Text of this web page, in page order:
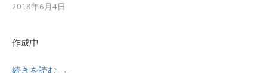
2018年6月4日
作成中
続きを読む →